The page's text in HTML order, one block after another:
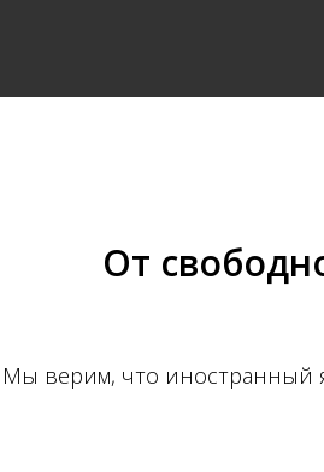
От
Мы верим, что иностранный